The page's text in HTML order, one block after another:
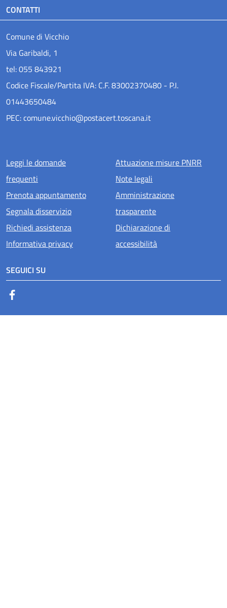
CONTATTI
Comune di Vicchio
Via Garibaldi, 1
tel: 055 843921
Codice Fiscale/Partita IVA: C.F. 83002370480 - P.I.
01443650484
PEC: comune.vicchio@postacert.toscana.it
Menu piè di pagina
Leggi le domande
frequenti
Prenota appuntamento
Segnala disservizio
Richiedi assistenza
Informativa privacy
Attuazione misure PNRR
Note legali
Amministrazione
trasparente
Dichiarazione di
accessibilità
SEGUICI SU